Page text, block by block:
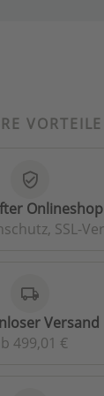
VORTEILE
verified_user
Onlineshop
SSL-
local_shipping
Versand
499,01 €